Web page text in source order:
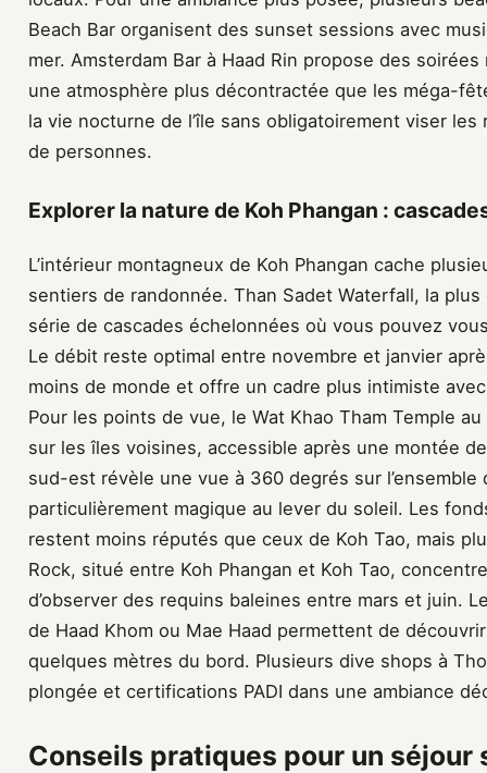
Beach Bar organisent des sunset sessions avec
mer. Amsterdam Bar à Haad Rin propose des
une atmosphère plus décontractée que les méga-
la vie nocturne de l’île sans obligatoirement viser
de personnes.
Explorer la nature de Koh Phangan :
L’intérieur montagneux de Koh Phangan cache
sentiers de randonnée. Than Sadet Waterfall, la
série de cascades échelonnées où vous pouvez
Le débit reste optimal entre novembre et janvier
moins de monde et offre un cadre plus intimiste
Pour les points de vue, le Wat Khao Tham Temple
sur les îles voisines, accessible après une montée
sud-est révèle une vue à 360 degrés sur l’ensemble
particulièrement magique au lever du soleil. Les
restent moins réputés que ceux de Koh Tao, mais
Rock, situé entre Koh Phangan et Koh Tao,
d’observer des requins baleines entre mars et juin.
de Haad Khom ou Mae Haad permettent de
quelques mètres du bord. Plusieurs dive shops à
plongée et certifications PADI dans une ambiance
Conseils pratiques pour un séjour